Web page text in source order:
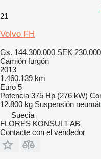
21
Volvo FH
Gs. 144.300.000 SEK 230.000
Camión furgón
2013
1.460.139 km
Euro 5
Potencia 375 Hp (276 kW)
12.800 kg Suspensión
Suecia
FLORES KONSULT AB
Contacte con el vendedor